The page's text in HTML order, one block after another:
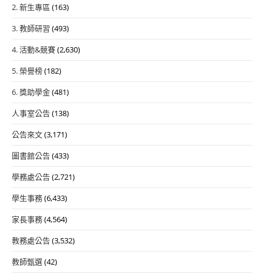
2. 新生專區 (163)
3. 教師研習 (493)
4. 活動&競賽(2,630)
5. 榮譽榜(182)
6. 獎助學金(481)
人事室公告(138)
公告來文(3,171)
圖書館公告(433)
學務處公告(2,721)
學生事務(6,433)
家長事務(4,564)
教務處公告(3,532)
教師甄選(42)